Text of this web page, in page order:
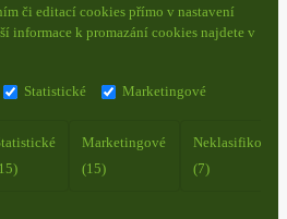
či editací cookies přímo v nastavení
informace k promazání cookies najdete v
Statistické Marketingové
Marketingové
(15)
(7)